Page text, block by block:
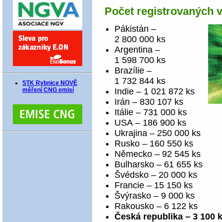
Počet registrovaných
Pákistán –
2 800 000 ks
Argentina –
1 598 700 ks
Brazílie –
1 732 844 ks
Indie – 1 021 872 ks
Irán – 830 107 ks
Itálie – 731 000 ks
USA – 186 900 ks
Ukrajina – 250 000 ks
Rusko – 160 550 ks
Německo – 92 545 ks
Bulharsko – 61 655 ks
Švédsko – 20 000 ks
Francie – 15 150 ks
Švýrasko – 9 000 ks
Rakousko – 6 122 ks
Česká republika – 3 100
STK Rybnice NOVĚ
měření CNG emisí